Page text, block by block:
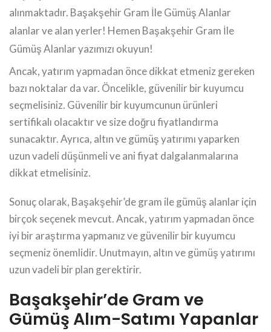
alınmaktadır. Başakşehir Gram İle Gümüş Alanlar
alanlar ve alan yerler! Hemen Başakşehir Gram İle
Gümüş Alanlar yazımızı okuyun!
Ancak, yatırım yapmadan önce dikkat etmeniz gereken
bazı noktalar da var. Öncelikle, güvenilir bir kuyumcu
seçmelisiniz. Güvenilir bir kuyumcunun ürünleri
sertifikalı olacaktır ve size doğru fiyatlandırma
sunacaktır. Ayrıca, altın ve gümüş yatırımı yaparken
uzun vadeli düşünmeli ve ani fiyat dalgalanmalarına
dikkat etmelisiniz.
Sonuç olarak, Başakşehir’de gram ile gümüş alanlar için
birçok seçenek mevcut. Ancak, yatırım yapmadan önce
iyi bir araştırma yapmanız ve güvenilir bir kuyumcu
seçmeniz önemlidir. Unutmayın, altın ve gümüş yatırımı
uzun vadeli bir plan gerektirir.
Başakşehir’de Gram ve
Gümüş Alım-Satımı Yapanlar